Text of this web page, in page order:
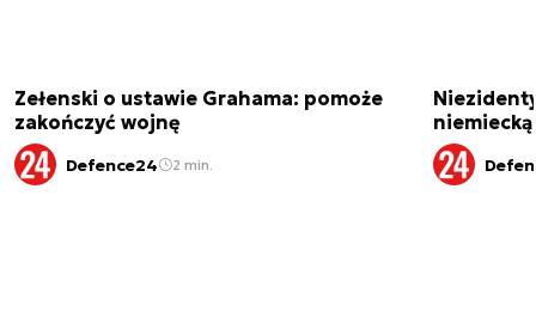
Zełenski o ustawie Grahama: pomoże
zakończyć wojnę
Defence24 2 min.